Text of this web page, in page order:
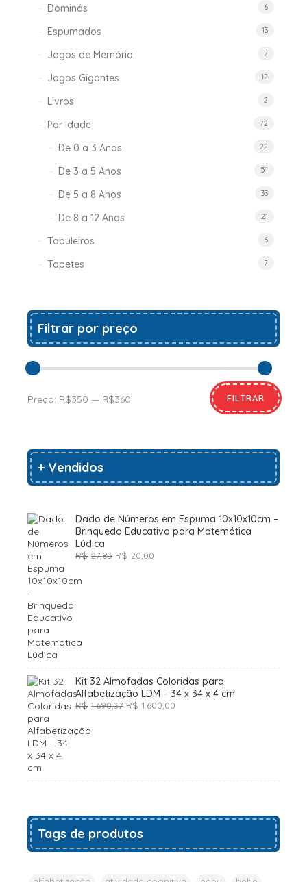
Dominós 6
Espumados 13
Jogos de Memória 7
Jogos Gigantes 12
Livros 2
Por Idade 72
De 0 a 3 Anos 22
De 3 a 5 Anos 51
De 5 a 8 Anos 33
De 8 a 12 Anos 21
Tabuleiros 6
Tapetes 7
Filtrar por preço
FILTRAR
Preço: R$350 — R$360
+ Vendidos
Dado de Números em Espuma 10x10x10cm –
Brinquedo Educativo para Matemática
Lúdica
R$ 27,83 O
R$ 20,00
Kit 32 Almofadas Coloridas para
Alfabetização LDM – 34 x 34 x 4 cm
R$ 1.690,37 O
R$ 1.600,00
Tags de produtos